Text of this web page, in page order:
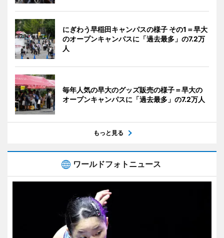
にぎわう早稲田キャンパスの様子 その1＝早大
のオープンキャンパスに「過去最多」の7.2万
人
毎年人気の早大のグッズ販売の様子＝早大の
オープンキャンパスに「過去最多」の7.2万人
もっと見る
ワールドフォトニュース